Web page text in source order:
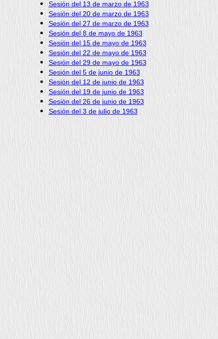
Sesión del 13 de marzo de 1963
Sesión del 20 de marzo de 1963
Sesión del 27 de marzo de 1963
Sesión del 8 de mayo de 1963
Sesión del 15 de mayo de 1963
Sesión del 22 de mayo de 1963
Sesión del 29 de mayo de 1963
Sesión del 5 de junio de 1963
Sesión del 12 de junio de 1963
Sesión del 19 de junio de 1963
Sesión del 26 de junio de 1963
Sesión del 3 de julio de 1963